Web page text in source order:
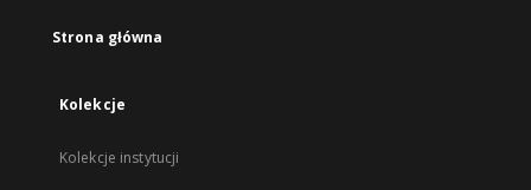
Strona główna
Kolekcje
Kolekcje instytucji